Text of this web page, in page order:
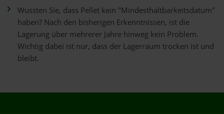
Wussten Sie, dass Pellet kein "Mindesthaltbarkeitsdatum"
haben? Nach den bisherigen Erkenntnissen, ist die
Lagerung über mehrerer Jahre hinweg kein Problem.
Wichtig dabei ist nur, dass der Lagerraum trocken ist und
bleibt.